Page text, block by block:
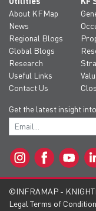
About KFMap
News
Regional Blogs
Global Blogs
Research
Useful Links
Contact Us
Get the latest insight
©INFRAMAP -
Legal Terms of Condition